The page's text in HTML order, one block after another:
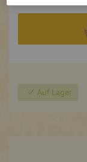
Auf Lager